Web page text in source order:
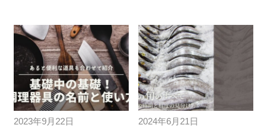
2023年9月22日
2024年6月21日